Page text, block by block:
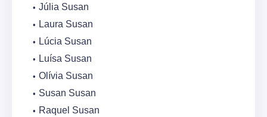
Júlia Susan
Laura Susan
Lúcia Susan
Luísa Susan
Olívia Susan
Susan Susan
Raquel Susan